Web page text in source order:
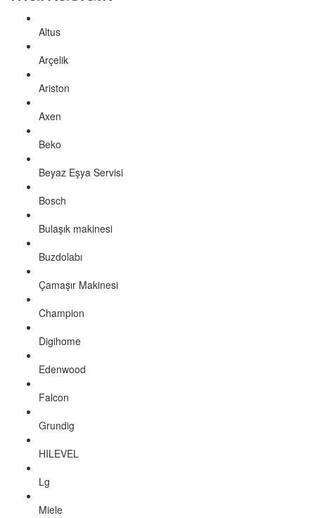
Altus
Arçelik
Ariston
Axen
Beko
Beyaz Eşya Servisi
Bosch
Bulaşık makinesi
Buzdolabı
Çamaşır Makinesi
Champion
Digihome
Edenwood
Falcon
Grundig
HILEVEL
Lg
Miele